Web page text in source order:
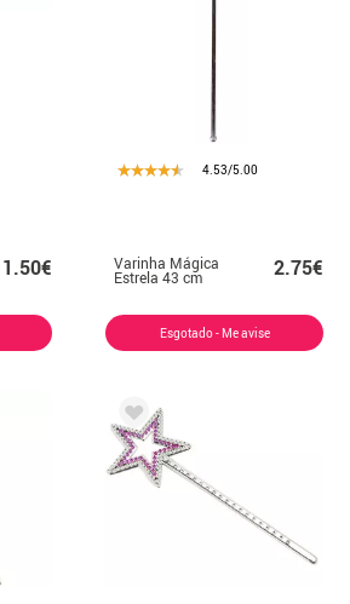
1.50€
4.53/5.00
Varinha Mágica
Estrela 43 cm 2.75€
Esgotado - Me avise